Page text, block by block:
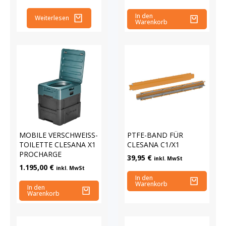
Weiterlesen In den
Warenkorb
MOBILE VERSCHWEISS-T
OILETTE CLESANA X1 P
ROCHARGE
1.195,00 € inkl. MwSt
In den
Warenkorb
PTFE-BAND FÜR
CLESANA C1/X1
39,95 € inkl. MwSt
In den
Warenkorb